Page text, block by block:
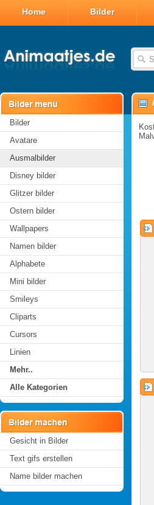
Home Bilder
Bilder
Avatare
Ausmalbilder
Disney bilder
Glitzer bilder
Ostern bilder
Wallpapers
Namen bilder
Alphabete
Mini bilder
Smileys
Cliparts
Cursors
Linien
Mehr..
Alle Kategorien
Gesicht in Bilder
Text gifs erstellen
Name bilder machen